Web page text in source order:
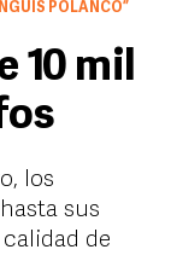
POLANCO”
10 mil
los
sus
de